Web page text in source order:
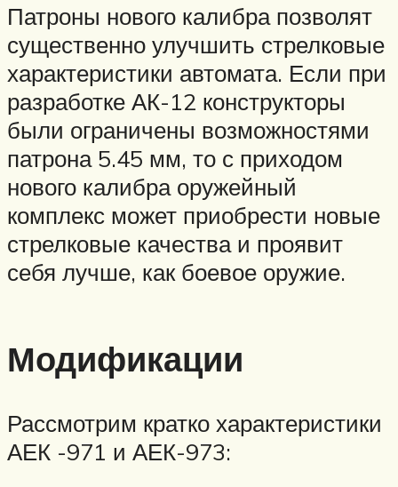
Патроны нового калибра позволят
существенно улучшить стрелковые
характеристики автомата. Если при
разработке АК-12 конструкторы
были ограничены возможностями
патрона 5.45 мм, то с приходом
нового калибра оружейный
комплекс может приобрести новые
стрелковые качества и проявит
себя лучше, как боевое оружие.
Модификации
Рассмотрим кратко характеристики
АЕК -971 и АЕК-973: